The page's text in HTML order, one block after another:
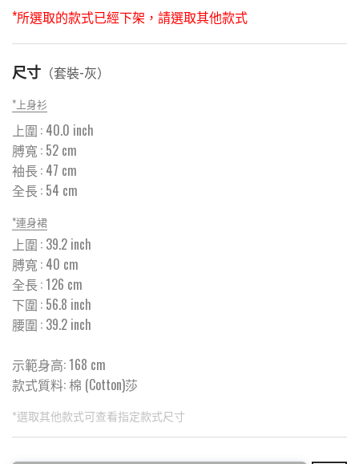
*所選取的款式已經下架，請選取其他款式
尺寸 （套裝-灰）
* 上身衫
上圍 : 40.0 inch
膊寬 : 52 cm
袖長 : 47 cm
全長 : 54 cm
*連身裙
上圍 : 39.2 inch
膊寬 : 40 cm
全長 :126 cm
下圍 : 56.8 inch
腰圍 : 39.2 inch
示範身高: 168 cm
款式質料:棉 (Cotton)莎
*選取其他款式可查看指定款式尺寸